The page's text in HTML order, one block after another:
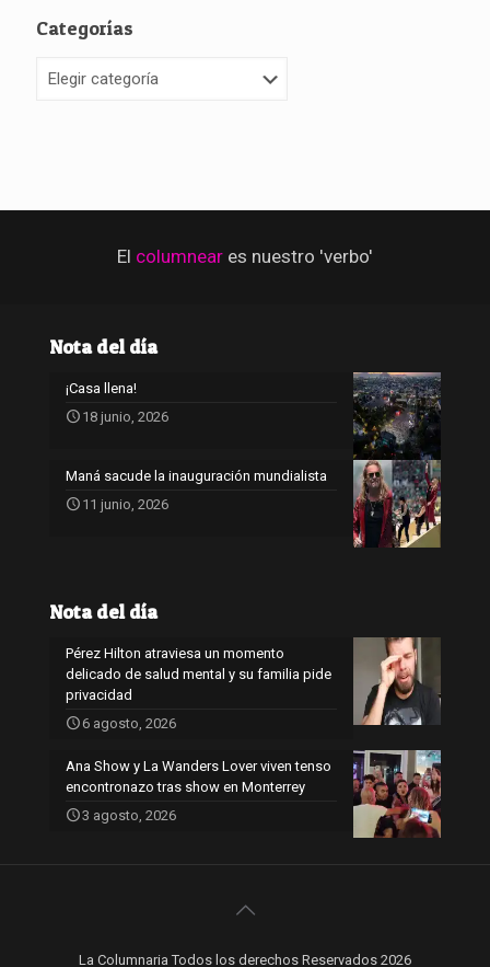
Categorías
El columnear es nuestro 'verbo'
Nota del día
¡Casa llena!
18 junio, 2026
Maná sacude la inauguración mundialista
11 junio, 2026
Nota del día
Pérez Hilton atraviesa un momento
delicado de salud mental y su familia pide
privacidad
6 agosto, 2026
Ana Show y La Wanders Lover viven tenso
encontronazo tras show en Monterrey
3 agosto, 2026
La Columnaria Todos los derechos Reservados 2026